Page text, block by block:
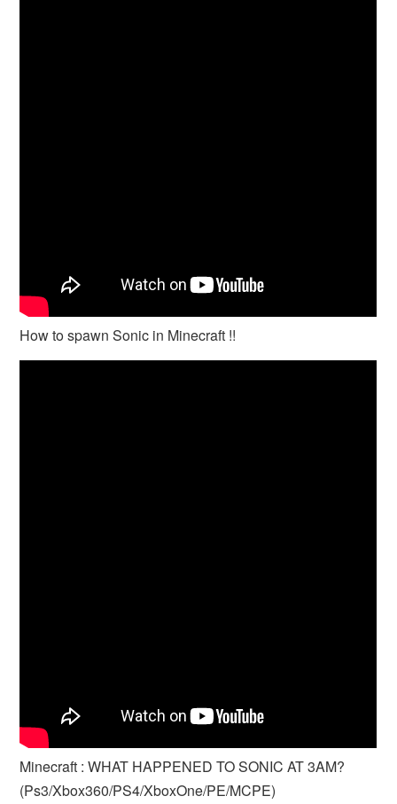
How to spawn Sonic in Minecraft !!
Minecraft : WHAT HAPPENED TO SONIC AT 3AM?
(Ps3/Xbox360/PS4/XboxOne/PE/MCPE)